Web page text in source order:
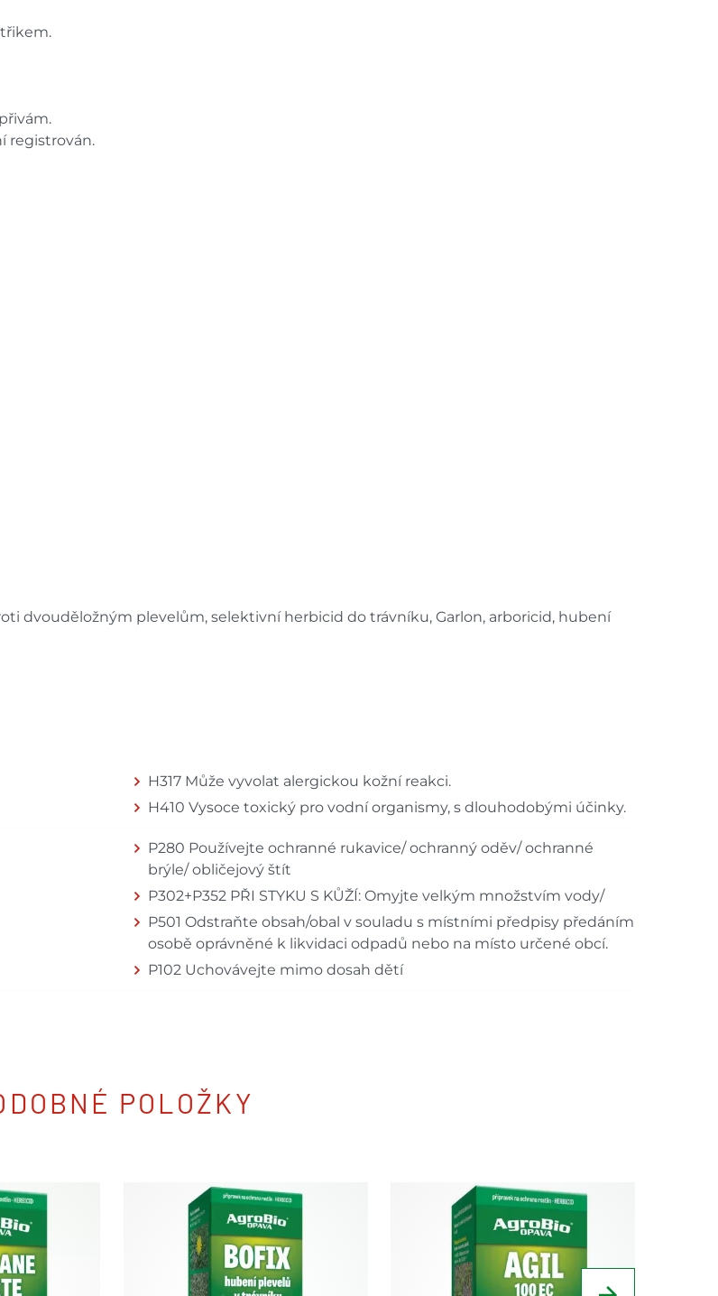
H317 Může vyvolat alergickou kožní reakci.
H410 Vysoce toxický pro vodní organismy, s dlouhodobými účinky.
P280 Používejte ochranné rukavice/ ochranný oděv/ ochranné
brýle/ obličejový štít
P302+P352 PŘI STYKU S KŮŽÍ: Omyjte velkým množstvím vody/
P501 Odstraňte obsah/obal v souladu s místními předpisy předáním
osobě oprávněné k likvidaci odpadů nebo na místo určené obcí.
P102 Uchovávejte mimo dosah dětí
registrován.
dvouděložným plevelům, selektivní herbicid do trávníku, Garlon, arboricid, hubení
POLOŽKY